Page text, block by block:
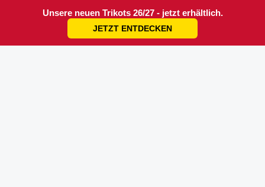
Unsere neuen Trikots 26/27 - jetzt erhältlich.
JETZT ENTDECKEN